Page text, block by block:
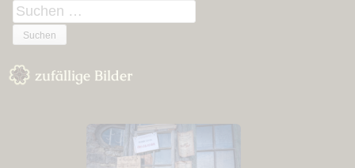
Suchen
nach:
zufällige Bilder